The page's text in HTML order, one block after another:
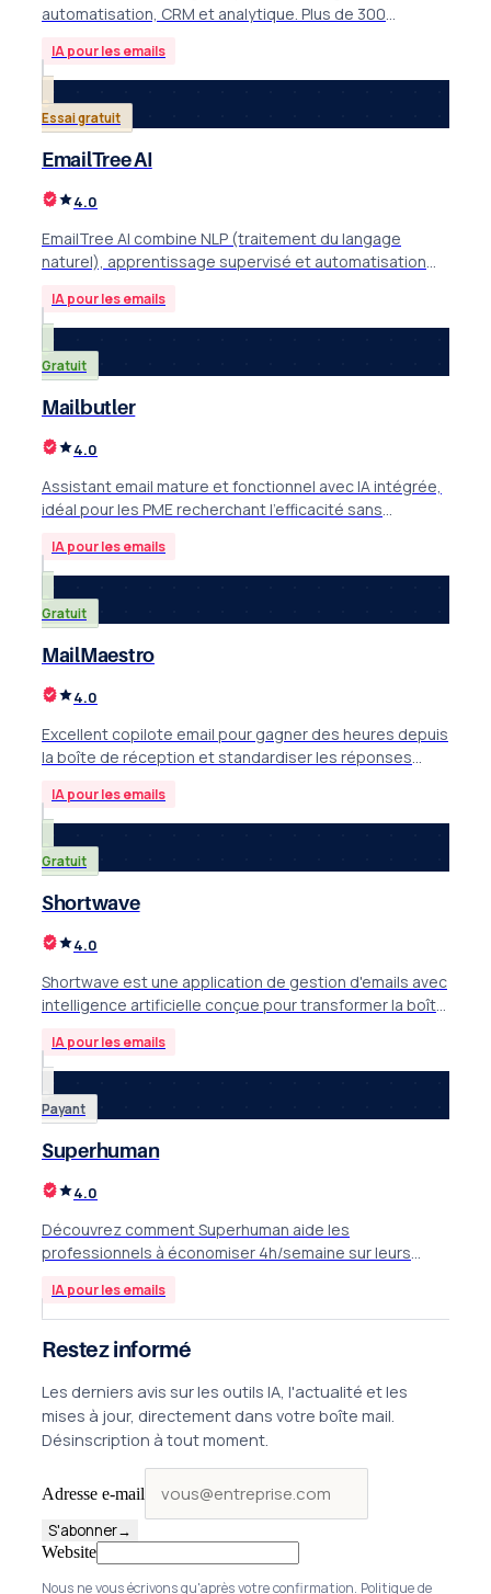
automatisation, CRM et analytique. Plus de 300
IA pour les emails
Essai gratuit
EmailTree AI
4.0
EmailTree AI combine NLP (traitement du langage
naturel), apprentissage supervisé et automatisation
bout en bout.
IA pour les emails
Gratuit
Mailbutler
4.0
Assistant email mature et fonctionnel avec IA intégrée,
idéal pour les PME recherchant l'efficacité sans
IA pour les emails
Gratuit
MailMaestro
4.0
Excellent copilote email pour gagner des heures depuis
la boîte de réception et standardiser les réponses
IA pour les emails
Gratuit
Shortwave
4.0
Shortwave est une application de gestion d'emails avec
intelligence artificielle conçue pour transformer la boîte
organisé et collaboratif.
IA pour les emails
Payant
Superhuman
4.0
Découvrez comment Superhuman aide les
professionnels à économiser 4h/semaine sur leurs
2025.
IA pour les emails
Restez informé
Les derniers avis sur les outils IA, l'actualité et les
mises à jour, directement dans votre boîte mail.
Désinscription à tout moment.
Adresse e-mail
S'abonner→
Website
Nous ne vous écrivons qu'après votre confirmation. Politique de